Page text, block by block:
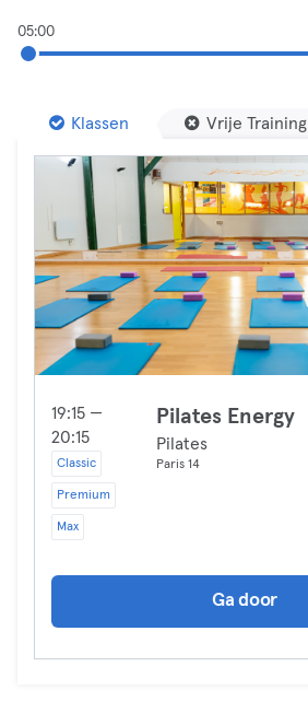
05:00
Klassen Vrije Training
19:15 —
20:15
Classic
Premium
Max
Pilates Energy
Pilates
Paris 14
Ga door